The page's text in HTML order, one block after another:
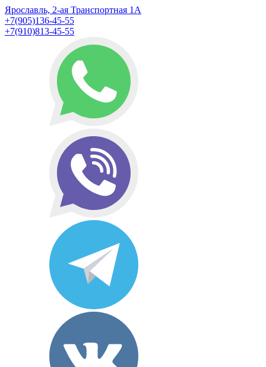
Ярославль, 2-ая Транспортная 1А
+7(905)136-45-55
+7(910)813-45-55